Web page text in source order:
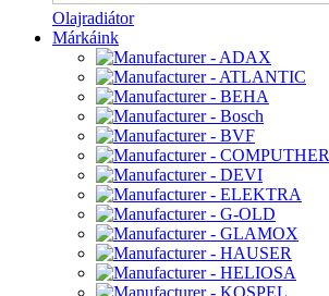
Olajradiátor
Márkáink